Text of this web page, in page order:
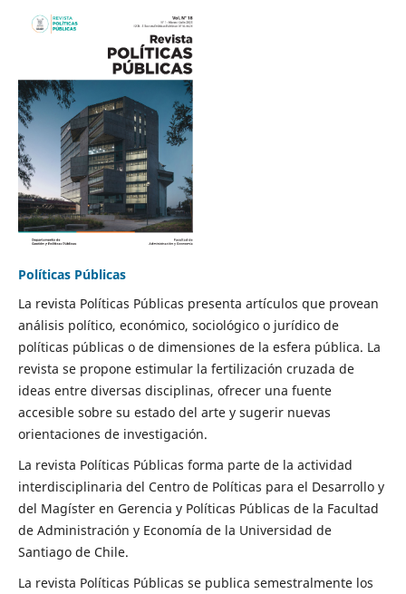
Políticas Públicas
La revista Políticas Públicas presenta artículos que provean
análisis político, económico, sociológico o jurídico de
políticas públicas o de dimensiones de la esfera pública. La
revista se propone estimular la fertilización cruzada de
ideas entre diversas disciplinas, ofrecer una fuente
accesible sobre su estado del arte y sugerir nuevas
orientaciones de investigación.
La revista Políticas Públicas forma parte de la actividad
interdisciplinaria del Centro de Políticas para el Desarrollo y
del Magíster en Gerencia y Políticas Públicas de la Facultad
de Administración y Economía de la Universidad de
Santiago de Chile.
La revista Políticas Públicas se publica semestralmente los